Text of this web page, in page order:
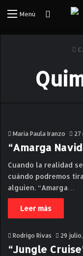
Menú Iniciar
Maria Paula Iranzo 27
“Amarga
Cuando la realidad
cuándo podremos
alguien. “Amarga…
Leer más
Rodrigo Rivas 29
“Jungle